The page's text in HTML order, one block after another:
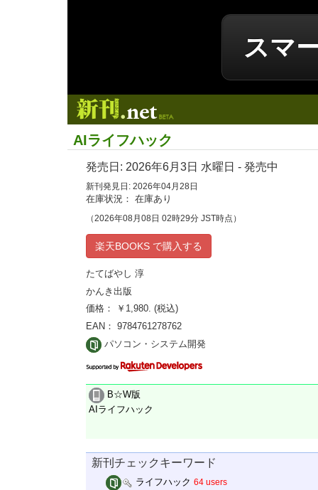
スマ
AIライフハック
発売日: 2026年6月3日 水曜日 - 発売中
新刊発見日: 2026年04月28日
在庫状況： 在庫あり
（2026年08月08日 02時29分 JST時点）
楽天BOOKS で購入する
たてばやし 淳
かんき出版
価格： ￥1,980. (税込)
EAN： 9784761278762
パソコン・システム開発
B☆W版
AIライフハック
新刊チェックキーワード
ライフハック 64 users